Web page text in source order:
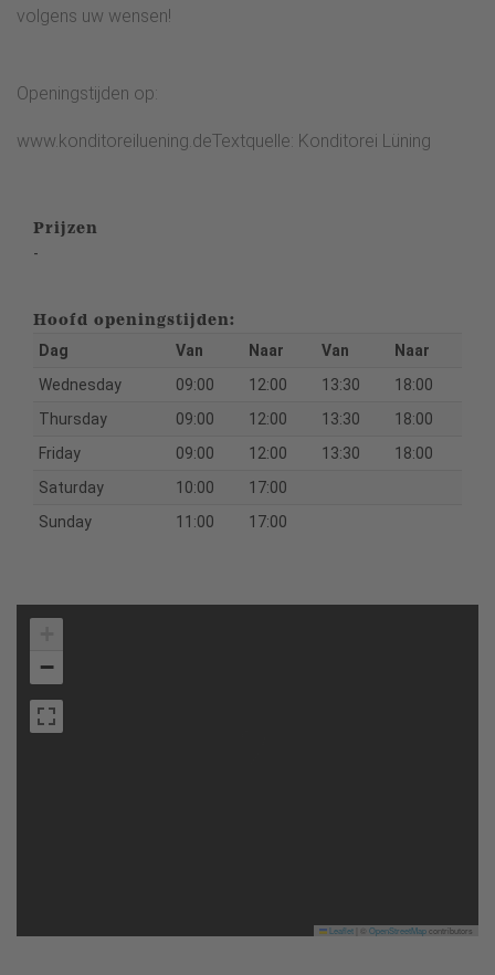
volgens uw wensen!
Openingstijden op:
www.konditoreiluening.deTextquelle: Konditorei Lüning
Prijzen
-
Hoofd openingstijden:
Dag Van Naar Van
Naar
Wednesday
09:00 12:00 13:30
18:00
Thursday
09:00 12:00 13:30
18:00
Friday
09:00 12:00 13:30
18:00
Saturday
10:00
17:00
Sunday
11:00 17:00
−
Leaflet OpenStreetMapcontributors